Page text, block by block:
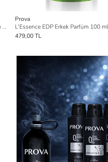
Advantage ve Invisible EDP Erkek Parfüm Seti 2 x 120 ml
Prova
L'Essence EDP Erkek Parfüm 100 ml
479,00 TL